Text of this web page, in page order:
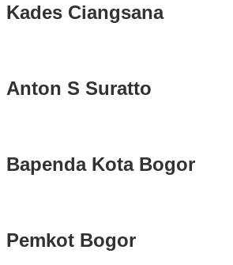
Kades Ciangsana
Anton S Suratto
Bapenda Kota Bogor
Pemkot Bogor